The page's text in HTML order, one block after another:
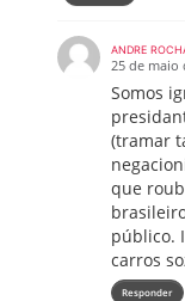
ANDRE
25 de maio
Somos
(tramar
que
público.
carros
Responder